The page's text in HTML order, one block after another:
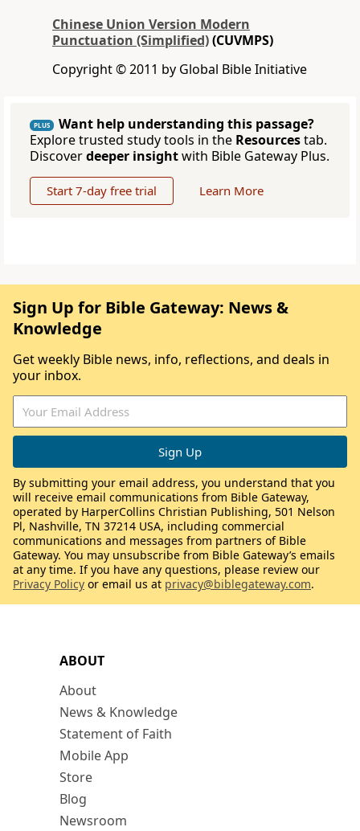
Chinese Union Version Modern
Punctuation (Simplified)(CUVMPS)
Copyright © 2011 by Global Bible Initiative
PLUS
Want help understanding this passage?
Explore trusted study tools in the Resourcestab.
Discoverdeeper insightwith Bible Gateway Plus.
Start 7-day free trial Learn More
ABOUT
About
News & Knowledge
Statement of Faith
Mobile App
Store
Blog
Newsroom
Sign Up for Bible Gateway: News &
Knowledge
Get weekly Bible news, info, reflections, and deals in
your inbox.
By submitting your email address, you understand that you
will receive email communications from Bible Gateway,
operated by HarperCollins Christian Publishing, 501 Nelson
Pl, Nashville, TN 37214 USA, including commercial
communications and messages from partners of Bible
Gateway. You may unsubscribe from Bible Gateway’s emails
at any time. If you have any questions, please review our
Privacy Policy or email us at privacy@biblegateway.com.